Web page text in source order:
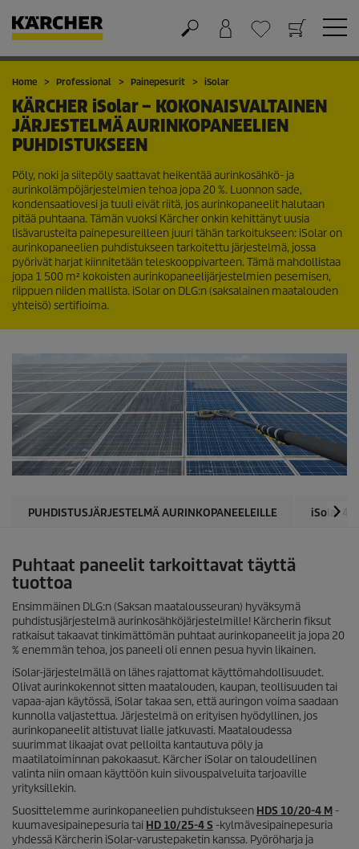
Ostoskori
Suosikit
Home Professional Painepesurit iSolar
KÄRCHER iSolar– KOKONAISVALTAINEN
JÄRJESTELMÄ AURINKOPANEELIEN
PUHDISTUKSEEN
Pöly, noki ja siitepöly saattavat heikentää aurinkosähkö- ja
aurinkolämpöjärjestelmien tehoa jopa 20 %. Luonnon sade,
kondensaatiovesi ja tuuli eivät riitä, jos aurinkopaneelit halutaan
pitää puhtaana. Tämän vuoksi Kärcher onkin kehittänyt uusia
lisävarusteita painepesureilleen juuri tähän tarkoitukseen: iSolaron
aurinkopaneelien puhdistukseen tarkoitettu järjestelmä, jossa
pyörivät harjat kiinnitetään teleskooppivarteen. Tämä mahdollistaa
jopa 1 500 m² kokoisten aurinkopaneelijärjestelmien pesemisen,
riippuen niiden mallista. iSolaron DLG:n (saksalainen maatalouden
yhteisö) sertifioima.
PUHDISTUSJÄRJESTELMÄ AURINKOPANEELEILLE iSolar
Puhtaat paneelit tarkoittavat täyttä
tuottoa
Ensimmäinen DLG:n (Saksan maatalousseuran) hyväksymä
puhdistusjärjestelmä aurinkosähköjärjestelmille! Kärcherin fiksut
ratkaisut takaavat tinkimättömän puhtaat aurinkopaneelit ja jopa 20
% enemmän tehoa, jos paneeli oli ennen pesua hyvin likainen.
iSolar-järjestelmällä on lähes rajattomat käyttömahdollisuudet.
Olivat aurinkokennot sitten maatalouden, kaupan, teollisuuden tai
vapaa-ajan käytössä, iSolartakaa sen, että auringon voima saadaan
kunnolla valjastettua. Järjestelmä on erityisen hyödyllinen, jos
aurinkopaneelit altistuvat lialle jatkuvasti. Maataloudessa
suurimmat likaajat ovat pelloilta kantautuva pöly ja
maatilatoiminnan pakokaasut. Kärcher iSolaron taloudellinen
valinta niin omaan käyttöön kuin siivouspalveluita tarjoaville
yrityksillekin.
Suosittelemme aurinkopaneelien puhdistukseen HDS 10/20-4 M -
kuumavesipainepesuria tai HD 10/25-4 S -kylmävesipainepesuria
yhdessä Kärcherin iSolar-varustepaketin kanssa. Pyöröharja ja